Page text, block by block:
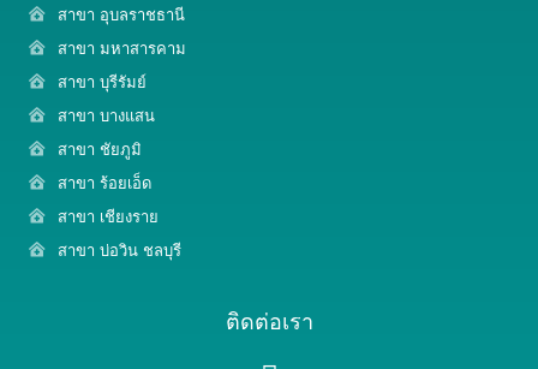
สาขา อุบลราชธานี
สาขา มหาสารคาม
สาขา บุรีรัมย์
สาขา บางแสน
สาขา ชัยภูมิ
สาขา ร้อยเอ็ด
สาขา เชียงราย
สาขา บ่อวิน ชลบุรี
ติดต่อเรา